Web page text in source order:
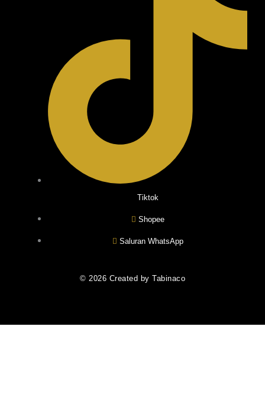
Tiktok
Shopee
Saluran WhatsApp
© 2026 Created by Tabinaco